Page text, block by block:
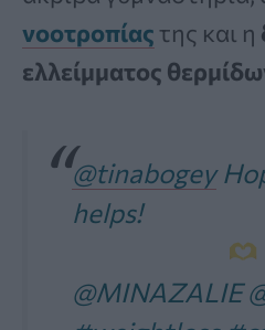
νοοτροπίας της και η
ελλείμματος
@tinabogey
helps!
@MINAZALIE